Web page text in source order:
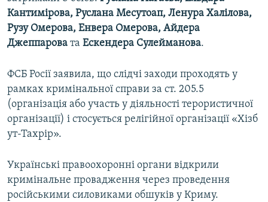
Кантимірова, Руслана Месутоап, Ленура Халілова,
Рузу Омерова, Енвера Омерова, Айдера
Джеппарова та Ескендера Сулейманова.
ФСБ Росії заявила, що слідчі заходи проходять у
рамках кримінальної справи за ст. 205.5
(організація або участь у діяльності терористичної
організації) і стосується релігійної організації «Хізб
ут-Тахрір».
Українські правоохоронні органи відкрили
кримінальне провадження через проведення
російськими силовиками обшуків у Криму.